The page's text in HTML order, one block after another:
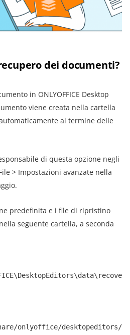
dei documenti?
in ONLYOFFICE Desktop
viene creata nella cartella
al termine delle
di questa opzione negli
> Impostazioni avanzate nella
predefinita e i file di ripristino
seguente cartella, a seconda
onlyoffice/desktopeditors/